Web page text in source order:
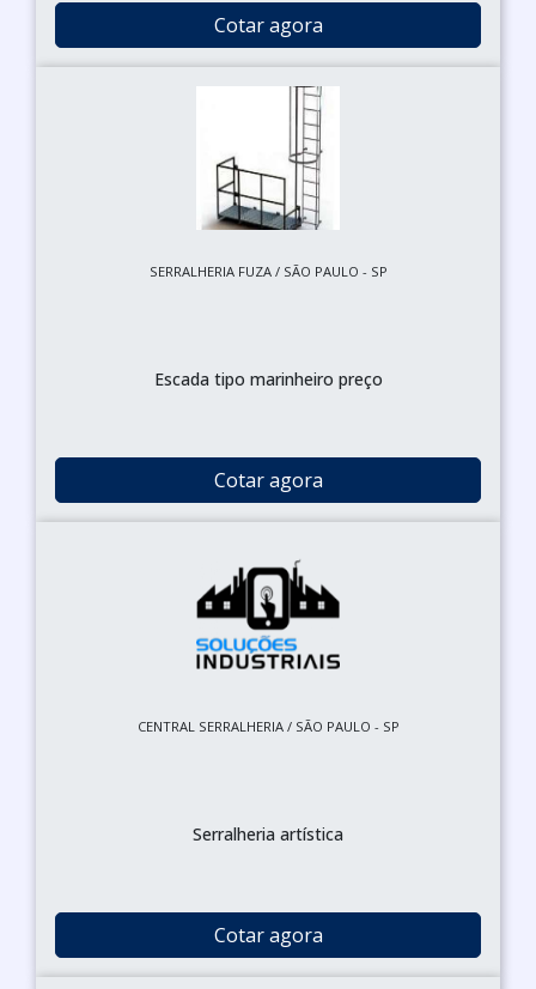
Cotar agora
SERRALHERIA FUZA / SÃO PAULO - SP
Escada tipo marinheiro preço
Cotar agora
CENTRAL SERRALHERIA / SÃO PAULO - SP
Serralheria artística
Cotar agora